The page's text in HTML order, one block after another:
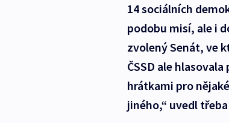
14 sociálních
podobu misí, ale i
zvolený Senát, ve
ČSSD ale
hrátkami pro
jiného,“ uvedl